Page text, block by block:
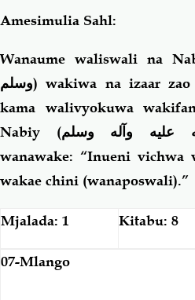
Amesimulia Sahl:
Wanaume waliswali na
وسلم) wakiwa na izaar zao
kama walivyokuwa
Nabiy (عليه وآله وسلم
wanawake: “Inueni vichwa
wakae chini (wanaposwali).”
Mjalada: 1 Kitabu: 8
07-Mlango